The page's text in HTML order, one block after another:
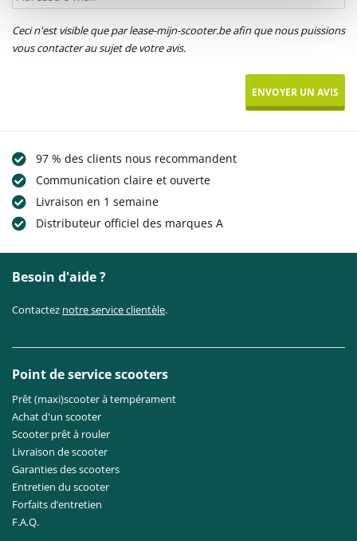
Ceci n'est visible que par lease-mijn-scooter.be afin que nous puissions
vous contacter au sujet de votre avis.
97 % des clients nous recommandent
Communication claire et ouverte
Livraison en 1 semaine
Distributeur officiel des marques A
Besoin d'aide ?
Contactez notre service clientèle.
Point de service scooters
Prêt (maxi)scooter à tempérament
Achat d'un scooter
Scooter prêt à rouler
Livraison de scooter
Garanties des scooters
Entretien du scooter
Forfaits d’entretien
F.A.Q.